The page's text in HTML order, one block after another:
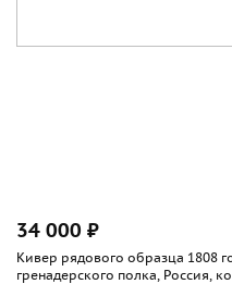
34 000 ₽
Кивер рядового образца 1808
гренадерского полка, Россия,